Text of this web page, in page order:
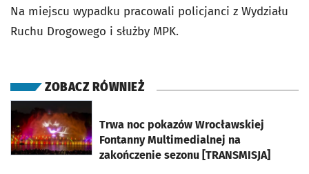
Na miejscu wypadku pracowali policjanci z Wydziału
Ruchu Drogowego i służby MPK.
ZOBACZ RÓWNIEŻ
Trwa noc pokazów Wrocławskiej
Fontanny Multimedialnej na
zakończenie sezonu [TRANSMISJA]
otworzy się w nowej karcie